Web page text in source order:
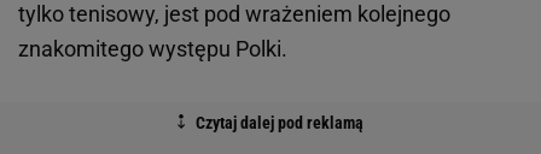
tylko tenisowy, jest pod wrażeniem kolejnego
znakomitego występu Polki.